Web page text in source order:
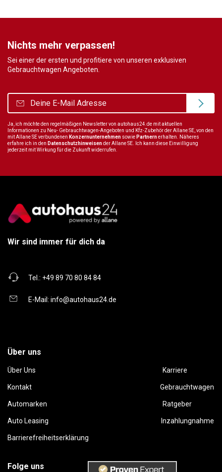
Nichts mehr verpassen!
Sei einer der ersten und profitiere von unseren exklusiven
Gebrauchtwagen Angeboten.
Ja, ich möchte den regelmäßigen Newsletter von autohaus24.de mit aktuellen
Informationen zu Neu- Gebrauchtwagen-Angeboten und Kfz-Zubehör der Allane SE, von den
mit Allane SE verbundenen Konzernunternehmen sowie Partnernerhalten. Näheres
erfahre ich in den Datenschutzhinweisender Allane SE. Ich kann diese Einwilligung
jederzeit mit Wirkung für die Zukunft widerrufen.
Wir sind immer für dich da
Tel.: +49 89 70 80 84 84
E-Mail: info@autohaus24.de
Über uns
Über Uns Karriere
Kontakt Gebrauchtwagen
Automarken Ratgeber
Auto Leasing Inzahlungnahme
Barrierefreiheitserklärung
Folge uns